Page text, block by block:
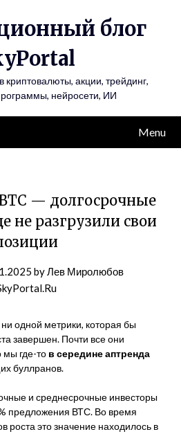
блог
криптовалюты, акции, трейдинг,
нейросети, ИИ
Menu
— долгосрочные
не разгрузили свои
byЛев Миролюбов
одной метрики, которая бы
завершен. Почти все они
мы где-то в середине аптренда
буллранов.
и среднесрочные инвесторы
предложения ВТС. Во время
роста это значение находилось в